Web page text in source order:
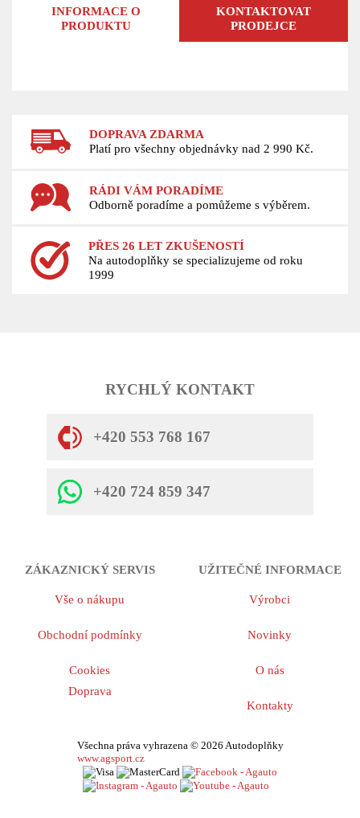
INFORMACE O
PRODUKTU
KONTAKTOVAT
PRODEJCE
DOPRAVA ZDARMA
Platí pro všechny objednávky nad 2 990 Kč.
RÁDI VÁM PORADÍME
Odborně poradíme a pomůžeme s výběrem.
PŘES 26 LET ZKUŠENOSTÍ
Na autodoplňky se specializujeme od roku
1999
RYCHLÝ KONTAKT
+420 553 768 167
+420 724 859 347
ZÁKAZNICKÝ SERVIS
Vše o nákupu
Obchodní podmínky
Cookies
Doprava
UŽITEČNÉ INFORMACE
Výrobci
Novinky
O nás
Kontakty
Všechna práva vyhrazena © 2026 Autodoplňky
www.agsport.cz